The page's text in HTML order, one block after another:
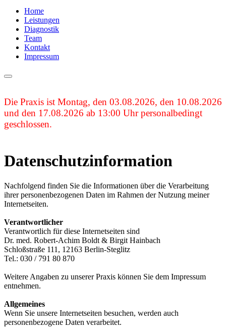
Home
Leistungen
Diagnostik
Team
Kontakt
Impressum
Die Praxis ist Montag, den 03.08.2026, den 10.08.2026
und den 17.08.2026 ab 13:00 Uhr personalbedingt
geschlossen.
Datenschutzinformation
Nachfolgend finden Sie die Informationen über die Verarbeitung
ihrer personenbezogenen Daten im Rahmen der Nutzung meiner
Internetseiten.
Verantwortlicher
Verantwortlich für diese Internetseiten sind
Dr. med. Robert-Achim Boldt & Birgit Hainbach
Schloßstraße 111, 12163 Berlin-Steglitz
Tel.: 030 / 791 80 870
Weitere Angaben zu unserer Praxis können Sie dem Impressum
entnehmen.
Allgemeines
Wenn Sie unsere Internetseiten besuchen, werden auch
personenbezogene Daten verarbeitet.